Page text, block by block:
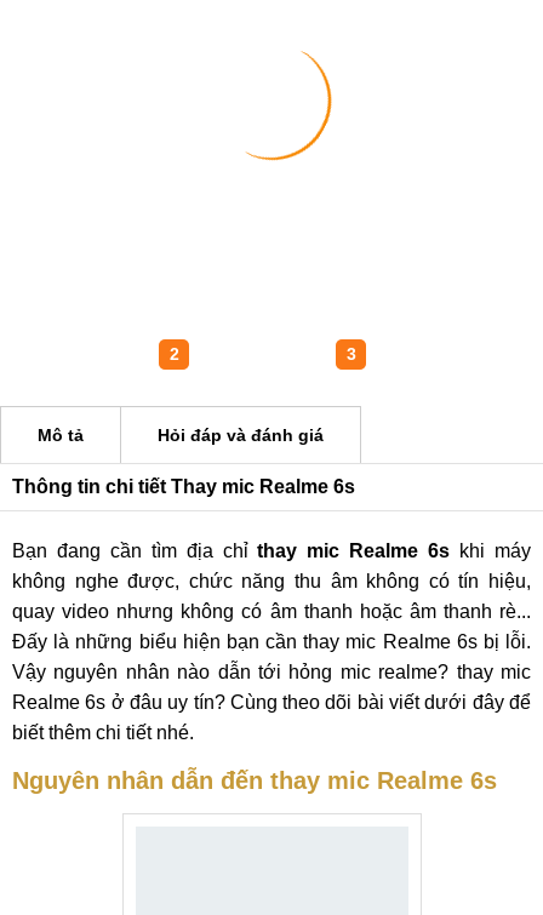
Mô tả Hỏi đáp và đánh giá
Thông tin chi tiết Thay mic Realme 6s
Bạn đang cần tìm địa chỉthay mic Realme 6s khi máy
không nghe được, chức năng thu âm không có tín hiệu,
quay video nhưng không có âm thanh hoặc âm thanh rè...
Đấy là những biểu hiện bạn cần thay mic Realme 6s bị lỗi.
Vậy nguyên nhân nào dẫn tới hỏng mic realme? thay mic
Realme 6s ở đâu uy tín? Cùng theo dõi bài viết dưới đây để
biết thêm chi tiết nhé.
Nguyên nhân dẫn đến thay mic Realme 6s